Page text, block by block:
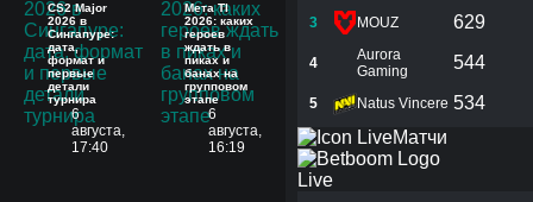
CS2 Major
2026 в
Сингапуре:
дата,
формат и
первые
детали
турнира
6
августа,
17:40
Мета TI
2026: каких
героев
ждать в
пиках и
банах на
групповом
этапе
6
августа,
16:19
3 MOUZ 629
4
Aurora
Gaming
544
5 Natus Vincere 534
Матчи
Live